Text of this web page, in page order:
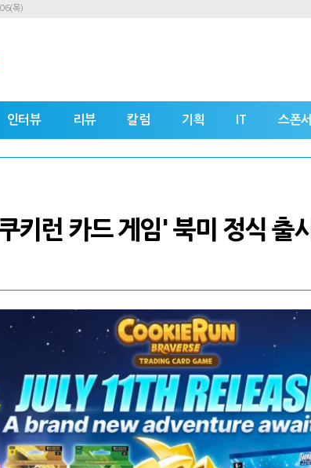
목)
인터뷰 리뷰 칼럼 기획 IT 스폰서
키런 카드 게임' 북미 정식 출시